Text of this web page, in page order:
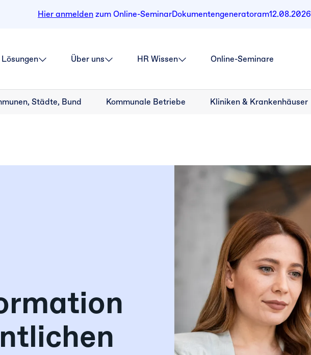
Hier anmelden zum Online-SeminarDokumentengeneratoram12.08.2026
Lösungen Über uns HR Wissen Online-Seminare
Städte, Bund Kommunale Betriebe Kliniken & Krankenhäuser